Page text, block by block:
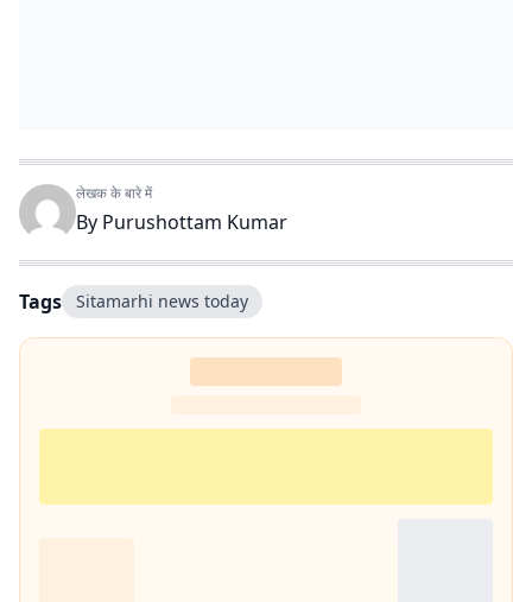
लेखक के बारे में
By Purushottam Kumar
Tags Sitamarhi news today